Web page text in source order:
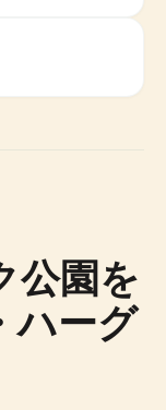
公園を
ハーグ